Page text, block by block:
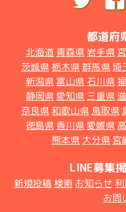
都道府
北海道 青森県 岩手県
茨城県 栃木県群馬県埼
新潟県 富山県 石川県
静岡県愛知県 三重県
奈良県 和歌山県 鳥取県
徳島県 香川県愛媛県
熊本県 大分県 宮
LINE募集
新規投稿 検索 お知らせ
お問